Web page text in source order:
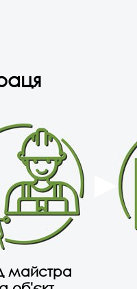
майстра